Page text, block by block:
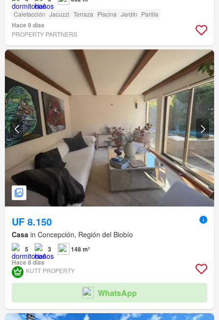
Calefacción Jacuzzi Terraza Piscina Jardín Parilla
Hace 9 días
PROPERTY PARTNERS
UF 8.150
Casa in Concepción, Región del Biobío
5 3
148 m²
Hace 8 días
KUTT PROPERTY
WhatsApp